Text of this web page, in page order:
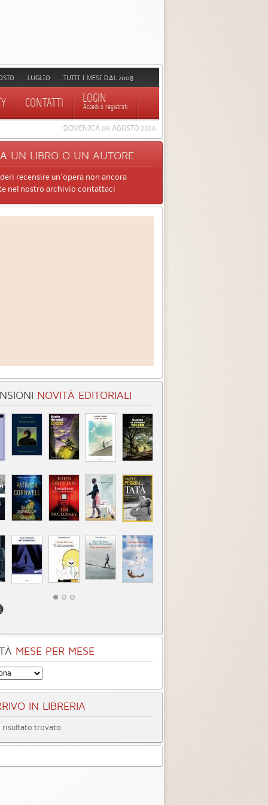
LUGLIO TUTTI I MESI DAL 2008
CONTATTI LOGIN
Accedi o registrati
DOMENICA 09 AGOSTO 2026
UN LIBRO O UN AUTORE
recensire un'opera non ancora
nel nostro archivio contattaci
NOVITÀ EDITORIALI
MESE PER MESE
IN LIBRERIA
risultato trovato